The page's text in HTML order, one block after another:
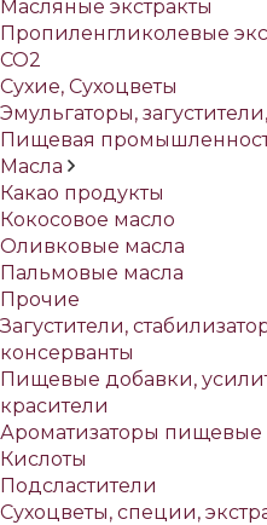
Масляные экстракты
Пропиленгликолевые
СО2
Сухие, Сухоцветы
Эмульгаторы,
Пищевая
Масла
Какао продукты
Кокосовое масло
Оливковые масла
Пальмовые масла
Прочие
Загустители,
консерванты
Пищевые добавки,
красители
Ароматизаторы пищевые
Кислоты
Подсластители
Сухоцветы, специи,